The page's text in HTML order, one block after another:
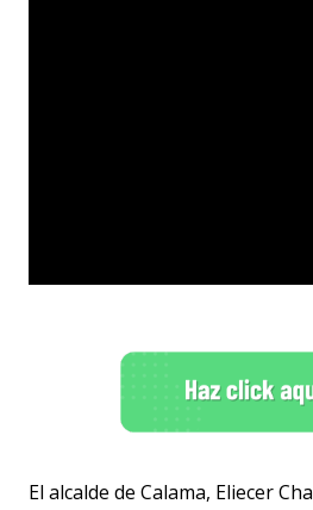
El alcalde de Calama, Eliecer